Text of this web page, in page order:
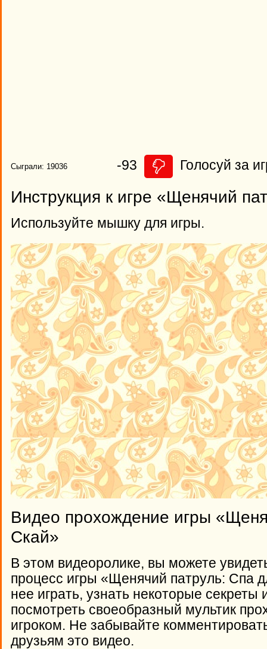
Сыграли: 19036 -93 Голосуй за
Инструкция к игре «Щенячий
Используйте мышку для игры.
Видео прохождение игры
Скай»
В этом видеоролике, вы можете
процесс игры «Щенячий патруль: Спа
нее играть, узнать некоторые секреты
посмотреть своеобразный мультик
игроком. Не забывайте
друзьям это видео.